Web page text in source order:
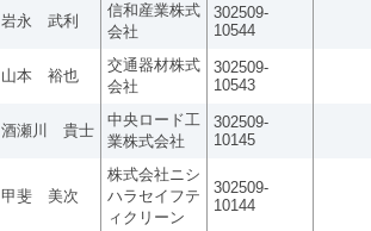
岩永 武利
信和産業株式
会社
302509-
10544
山本 裕也
交通器材株式
会社
302509-
10543
酒瀬川 貴士
中央ロード工
業株式会社
302509-
10145
甲斐 美次
株式会社ニシ
ハラセイフテ
ィクリーン
302509-
10144